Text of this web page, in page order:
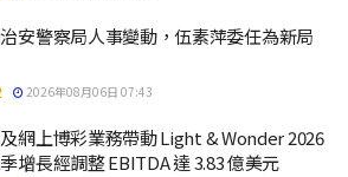
安警察局人事變動，伍素萍委任為新局
2026年08月06日 07:43
網上博彩業務帶動 Light & Wonder 2026
增長經調整 EBITDA 達 3.83 億美元